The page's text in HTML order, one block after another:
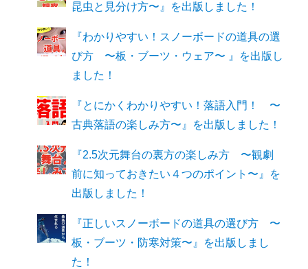
昆虫と見分け方〜』を出版しました！
『わかりやすい！スノーボードの道具の選
び方 〜板・ブーツ・ウェア〜 』を出版し
ました！
『とにかくわかりやすい！落語入門！ 〜
古典落語の楽しみ方〜』を出版しました！
『2.5次元舞台の裏方の楽しみ方 〜観劇
前に知っておきたい４つのポイント〜』を
出版しました！
『正しいスノーボードの道具の選び方 〜
板・ブーツ・防寒対策〜』を出版しまし
た！